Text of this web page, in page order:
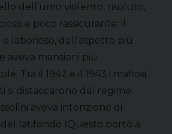
dell’umo violento, risoluto,
e poco rassicurante; il
laborioso, dall’aspetto più
aveva mansioni più
Tra il 1942 e il 1943 i mafiosi
si distaccarono dal regime
aveva intenzione di
del latifondo (Questo portò a